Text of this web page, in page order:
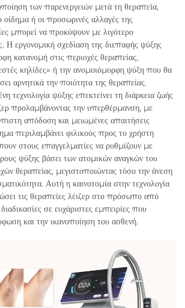
των παρενεργειών μετά τη θεραπεία,
ή οι προσωρινές αλλαγές της
μπορεί να προκύψουν με λιγότερο
Η εργονομική σχεδίαση της διεπαφής ψύξης
κατανομή στις περιοχές θεραπείας,
κηλίδες» ή την ανομοιόμορφη ψύξη που θα
αρνητικά την ποιότητα της θεραπείας.
τεχνολογία ψύξης επεκτείνει τη διάρκεια ζωής
προλαμβάνοντας την υπερθέρμανση, με
απόδοση και μειωμένες απαιτήσεις
περιλαμβάνει φιλικούς προς το χρήστη
στους επαγγελματίες να ρυθμίζουν με
ψύξης βάσει των ατομικών αναγκών του
θεραπείας, μεγιστοποιώντας τόσο την άνεση
Αυτή η καινοτομία στην τεχνολογία
τις θεραπείες λέιζερ στο πρόσωπο από
σε ευχάριστες εμπειρίες που
και την ικανοποίηση του ασθενή.